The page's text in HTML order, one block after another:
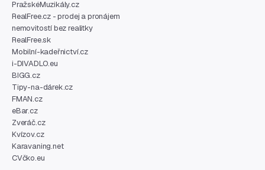
PražskéMuzikály.cz
RealFree.cz - prodej a pronájem
nemovitostí bez realitky
RealFree.sk
Mobilní-kadeřnictví.cz
i-DIVADLO.eu
BIGG.cz
Tipy-na-dárek.cz
FMAN.cz
eBar.cz
Zveráč.cz
Kvízov.cz
Karavaning.net
CVčko.eu